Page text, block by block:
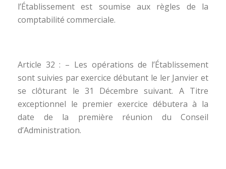
l’Établissement est soumise aux règles de la
comptabilité commerciale.
Article 32 : – Les opérations de l’Établissement
sont suivies par exercice débutant le ler Janvier et
se clôturant le 31 Décembre suivant. A Titre
exceptionnel le premier exercice débutera à la
date de la première réunion du Conseil
d’Administration.